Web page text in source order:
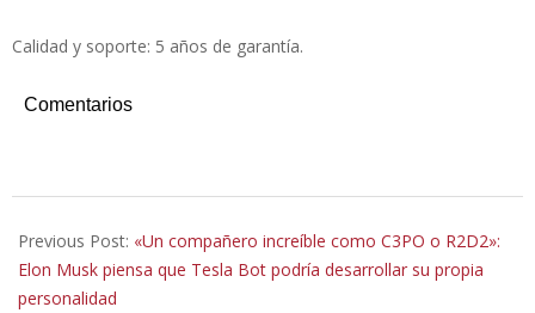
Calidad y soporte: 5 años de garantía.
Comentarios
01-
03
Previous Post: «Un compañero increíble como C3PO o R2D2»:
Elon Musk piensa que Tesla Bot podría desarrollar su propia
personalidad